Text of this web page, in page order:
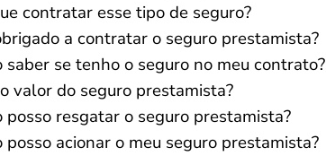
contratar esse tipo de seguro?
a contratar o seguro prestamista?
saber se tenho o seguro no meu contrato?
valor do seguro prestamista?
posso resgatar o seguro prestamista?
posso acionar o meu seguro prestamista?